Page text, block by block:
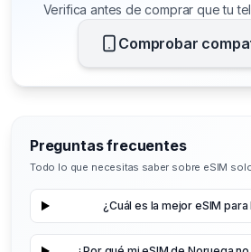
Verifica antes de comprar que tu
Comprobar
Preguntas frecuentes
Todo lo que necesitas saber sobre eSIM
¿Cuál es la mejor eSIM